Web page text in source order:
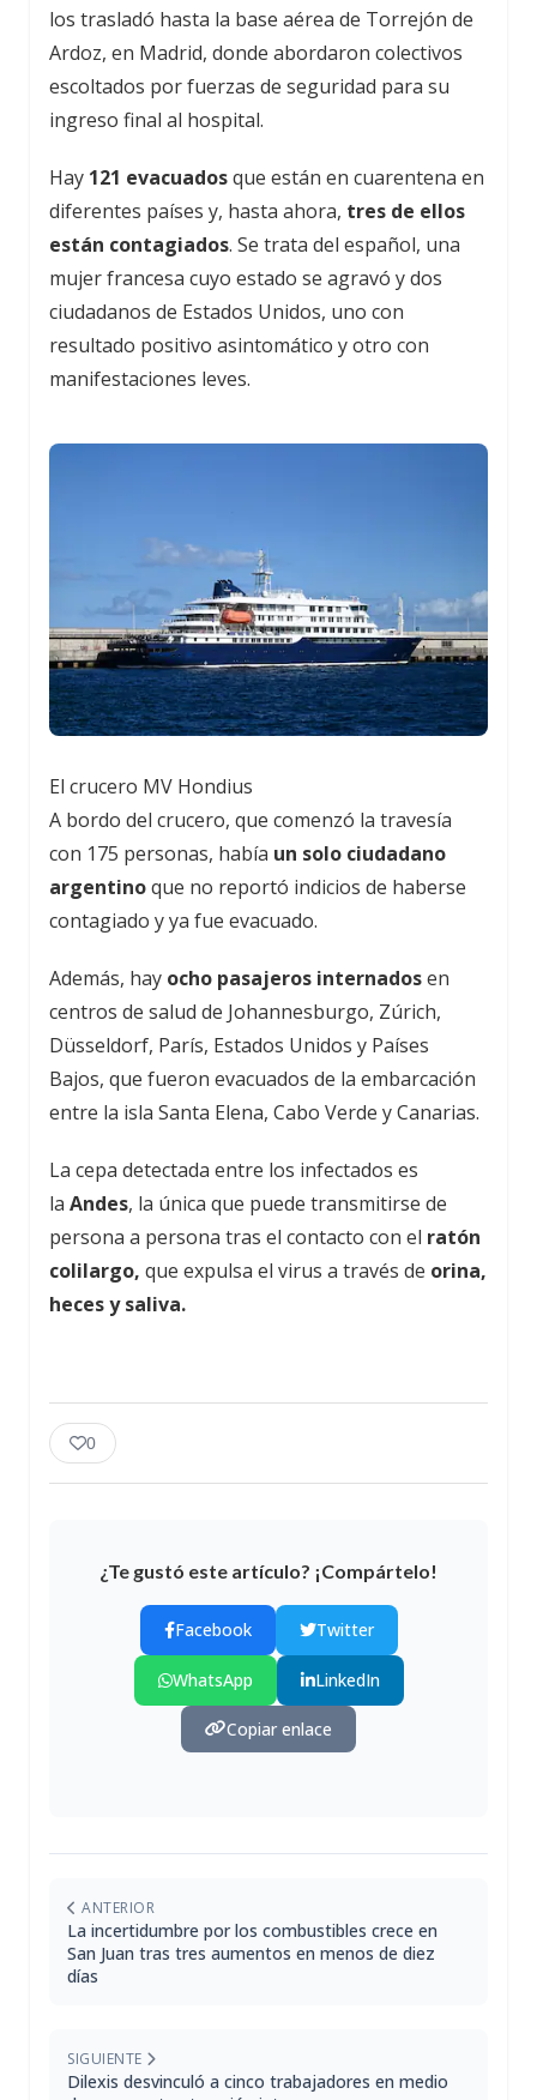
los trasladó hasta la base aérea de Torrejón de
Ardoz, en Madrid, donde abordaron colectivos
escoltados por fuerzas de seguridad para su
ingreso final al hospital.
Hay 121 evacuadosque están en cuarentena en
diferentes países y, hasta ahora, tres de ellos
están contagiados. Se trata del español, una
mujer francesa cuyo estado se agravó y dos
ciudadanos de Estados Unidos, uno con
resultado positivo asintomático y otro con
manifestaciones leves.
El crucero MV Hondius
A bordo del crucero, que comenzó la travesía
con 175 personas, había un solo ciudadano
argentinoque no reportó indicios de haberse
contagiado y ya fue evacuado.
Además, hay ocho pasajeros internadosen
centros de salud de Johannesburgo, Zúrich,
Düsseldorf, París, Estados Unidos y Países
Bajos, que fueron evacuados de la embarcación
entre la isla Santa Elena, Cabo Verde y Canarias.
La cepa detectada entre los infectados es
la Andes, la única que puede transmitirse de
persona a persona tras el contacto con el ratón
colilargo, que expulsa el virus a través de orina,
heces y saliva.
0
¿Te gustó este artículo? ¡Compártelo!
Facebook Twitter
WhatsApp LinkedIn
Copiar enlace
ANTERIOR
La incertidumbre por los combustibles crece en
San Juan tras tres aumentos en menos de diez
días
SIGUIENTE
Dilexis desvinculó a cinco trabajadores en medio